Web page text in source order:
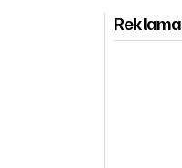
Reklama